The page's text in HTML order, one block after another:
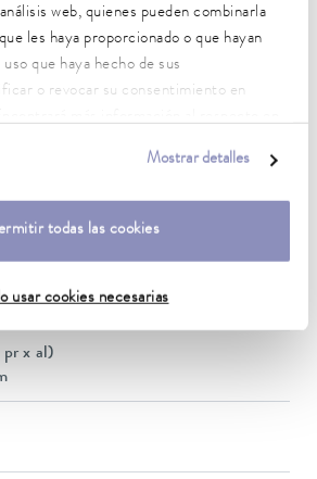
web, quienes pueden combinarla
les haya proporcionado o que hayan
que haya hecho de sus
o revocar su consentimiento en
Mostrar detalles
todas las cookies
usar cookies necesarias
pr x al)